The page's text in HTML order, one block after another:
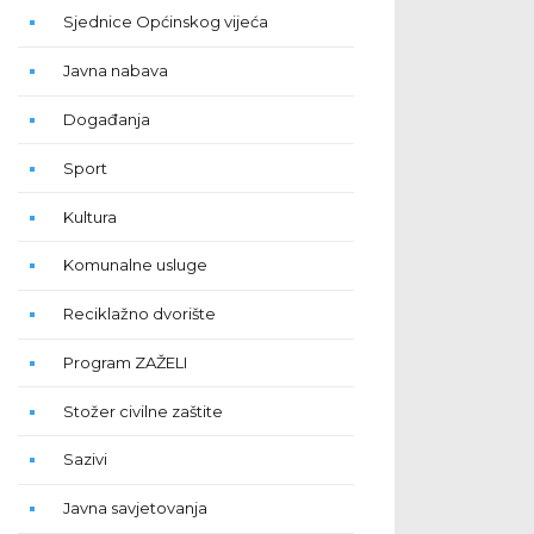
Sjednice Općinskog vijeća
Javna nabava
Događanja
Sport
Kultura
Komunalne usluge
Reciklažno dvorište
Program ZAŽELI
Stožer civilne zaštite
Sazivi
Javna savjetovanja